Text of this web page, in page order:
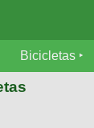
Bicicletas